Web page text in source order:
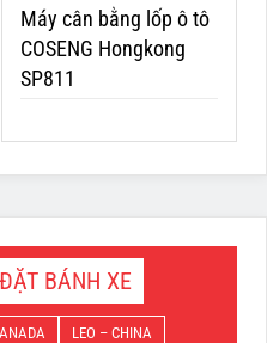
Máy cân bằng lốp ô tô
COSENG Hongkong
SP811
BÁNH XE
LEO – CHINA